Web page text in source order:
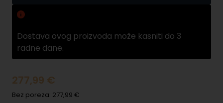
Dostava ovog proizvoda može kasniti do 3
radne dane.
277,99 €
Bez poreza: 277,99 €